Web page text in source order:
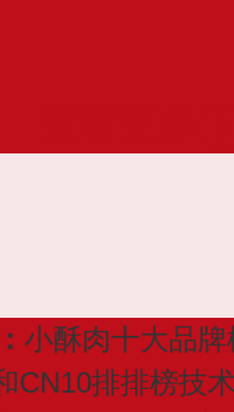
小酥肉十大品
CN10排排榜技